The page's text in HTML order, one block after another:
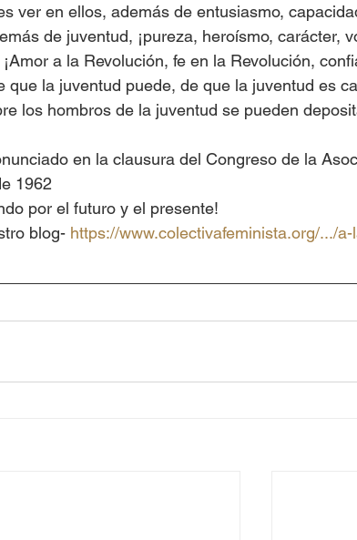
ver en ellos, además de entusiasmo,
de juventud, ¡pureza, heroísmo, carácter,
a la Revolución, fe en la Revolución,
que la juventud puede, de que la juventud es
los hombros de la juventud se pueden
en la clausura del Congreso de la
1962
por el futuro y el presente!
blog- https://www.colectivafeminista.org/.../a-